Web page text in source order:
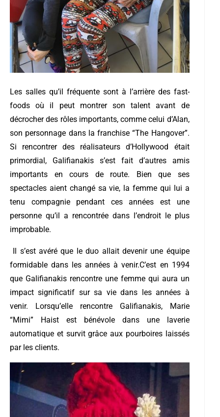
Les salles qu’il fréquente sont à l’arrière des fast-
foods où il peut montrer son talent avant de
décrocher des rôles importants, comme celui d’Alan,
son personnage dans la franchise “The Hangover”.
Si rencontrer des réalisateurs d’Hollywood était
primordial, Galifianakis s’est fait d’autres amis
importants en cours de route. Bien que ses
spectacles aient changé sa vie, la femme qui lui a
tenu compagnie pendant ces années est une
personne qu’il a rencontrée dans l’endroit le plus
improbable.
Il s’est avéré que le duo allait devenir une équipe
formidable dans les années à venir.C’est en 1994
que Galifianakis rencontre une femme qui aura un
impact significatif sur sa vie dans les années à
venir. Lorsqu’elle rencontre Galifianakis, Marie
“Mimi” Haist est bénévole dans une laverie
automatique et survit grâce aux pourboires laissés
par les clients.